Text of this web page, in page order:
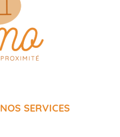
NOS SERVICES